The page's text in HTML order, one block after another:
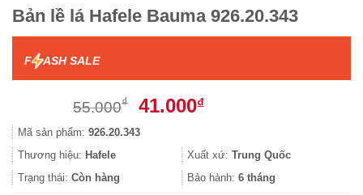
Bản lề lá Hafele Bauma 926.20.343
F ASH SALE
55.000₫
Giá
là:
55.000₫.
41.000₫Giá
là:
41.000₫.
Mã sản phẩm: 926.20.343
Thương hiệu: Hafele Xuất xứ: Trung Quốc
Trạng thái: Còn hàng Bảo hành: 6 tháng